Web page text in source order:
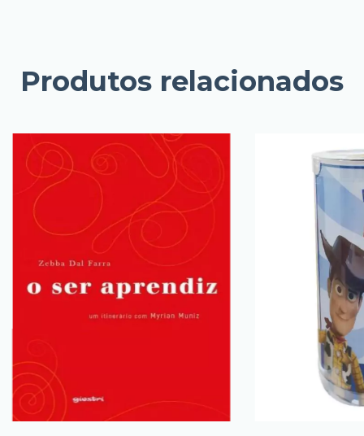
Produtos relacionados